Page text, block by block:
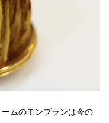
ムのモンブランは今の